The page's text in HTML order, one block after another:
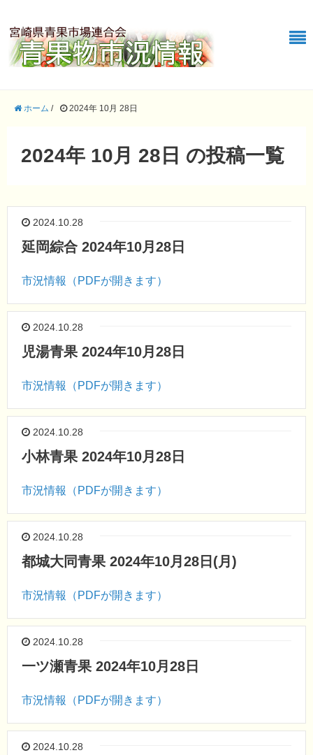
ホーム / 2024年 10月 28日
2024年 10月 28日 の投稿一覧
2024.10.28
延岡綜合 2024年10月28日
市況情報（PDFが開きます）
2024.10.28
児湯青果 2024年10月28日
市況情報（PDFが開きます）
2024.10.28
小林青果 2024年10月28日
市況情報（PDFが開きます）
2024.10.28
都城大同青果 2024年10月28日(月)
市況情報（PDFが開きます）
2024.10.28
一ツ瀬青果 2024年10月28日
市況情報（PDFが開きます）
2024.10.28